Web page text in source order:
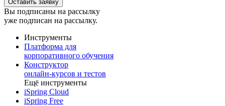
Вы подписаны на рассылку
уже подписан на рассылку.
Инструменты
Платформа для
корпоративного обучения
Конструктор
онлайн-курсов и тестов
Ещё инструменты
iSpring Cloud
iSpring Free